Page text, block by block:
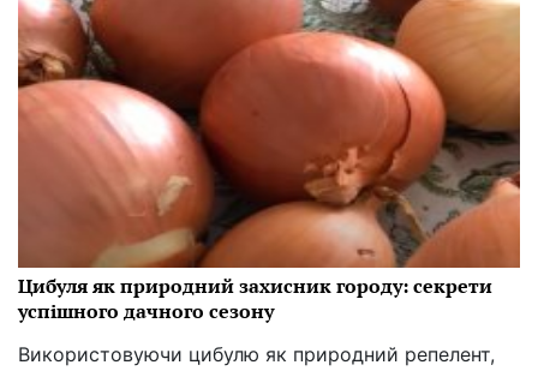
Цибуля як природний захисник городу: секрети
успішного дачного сезону
Використовуючи цибулю як природний репелент,